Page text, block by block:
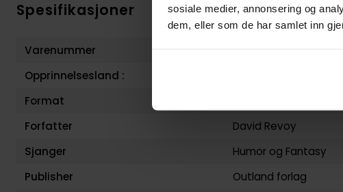
sosiale medier, annonsering og
dem, eller som de har samlet inn
Spesifikasjoner
Varenummer
Opprinnelsesland :
Format
Forfatter
David Revoy
Sjanger
Humorog Fantasy
Publisher
Outland forlag